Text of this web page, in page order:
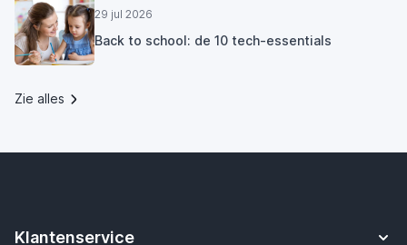
29 jul 2026
Back to school: de 10 tech-essentials
Zie alles
Klantenservice